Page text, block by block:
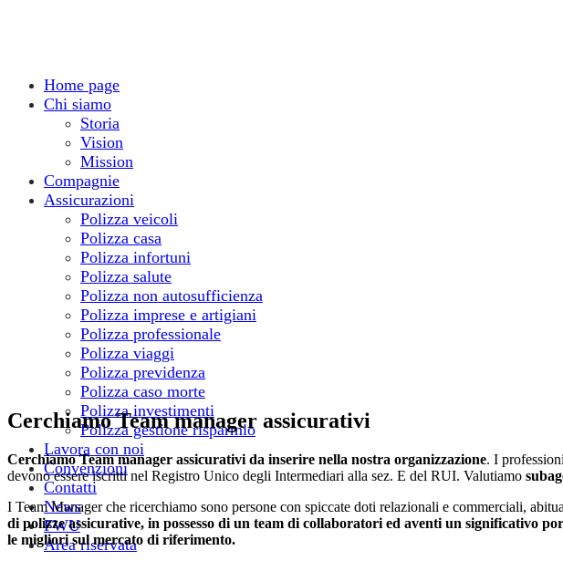
Home page
Chi siamo
Storia
Vision
Mission
Compagnie
Assicurazioni
Polizza veicoli
Polizza casa
Polizza infortuni
Polizza salute
Polizza non autosufficienza
Polizza imprese e artigiani
Polizza professionale
Polizza viaggi
Polizza previdenza
Polizza caso morte
Polizza investimenti
Polizza gestione risparmio
Lavora con noi
Convenzioni
Contatti
News
FWU
Area riservata
Cerchiamo Team manager assicurativi
Cerchiamo Team manager assicurativi da inserire nella nostra organizzazione. I
devono essere iscritti nel Registro Unico degli Intermediari alla sez. E del RUI. Valutiamo
I Team Manager che ricerchiamo sono persone con spiccate doti relazionali e commerciali,
di polizze assicurative, in possesso di un team di collaboratori ed aventi un significativo
le migliori sul mercato di riferimento.